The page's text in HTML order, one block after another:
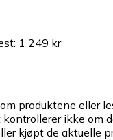
: 1 249 kr
produktene eller
ikke om
kjøpt de aktuelle